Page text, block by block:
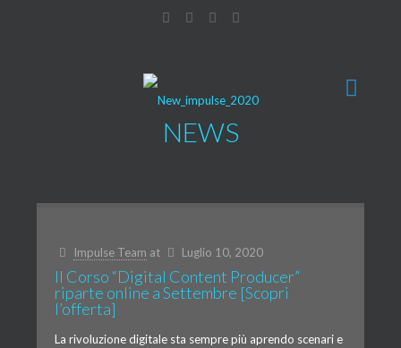
NEWS
Impulse Team at Luglio 10, 2020
Il Corso “Digital Content Producer”
riparte online a Settembre [Scopri
l’offerta]
La rivoluzione digitale sta sempre più aprendo scenari e